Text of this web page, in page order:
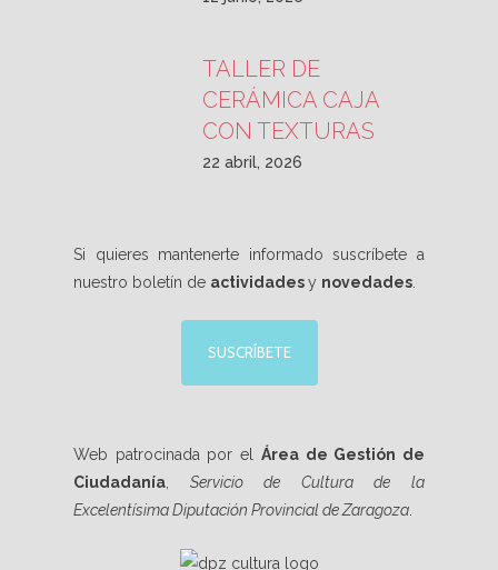
TALLER DE
CERÁMICA CAJA
CON TEXTURAS
22 abril, 2026
Si quieres mantenerte informado suscríbete a
nuestro boletín de actividadesy novedades
SUSCRÍBETE
Web patrocinada por el Área de Gestión de
Ciudadanía
Servicio de Cultura de la
Excelentísima Diputación Provincial de Zaragoza